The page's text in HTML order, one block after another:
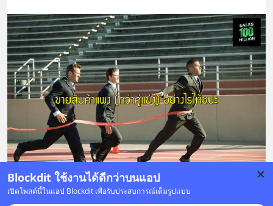
Blockdit ใช้งานได้ดีกว่าบนแอป
เปิดโพสต์นี้ในแอป Blockdit เพื่อรับประสบการณ์เต็มรูปแบบ